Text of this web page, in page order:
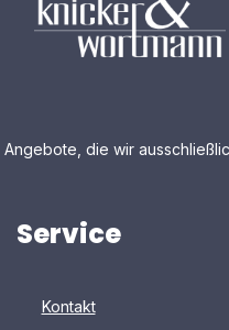
die wir
Service
Kontakt